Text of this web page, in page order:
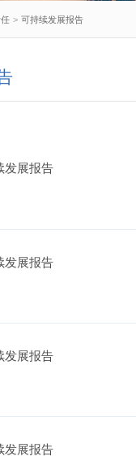
> 可持续发展报告
发展报告
发展报告
发展报告
发展报告